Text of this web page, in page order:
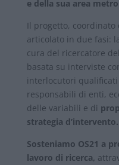
e della sua area
Il progetto, coordinato
articolato in due fasi:
cura del ricercatore
basata su interviste
interlocutori
responsabili di enti,
delle variabili e di
strategia d’intervento.
Sosteniamo OS21 a
lavoro di ricerca,